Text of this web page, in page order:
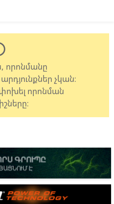
որոնմանը
չկան:
որոնման